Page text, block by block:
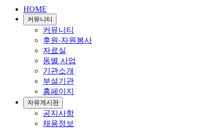
HOME
커뮤니티
커뮤니티
후원·자원봉사
자료실
동별 사업
기관소개
부설기관
홈페이지
자유게시판
공지사항
채용정보